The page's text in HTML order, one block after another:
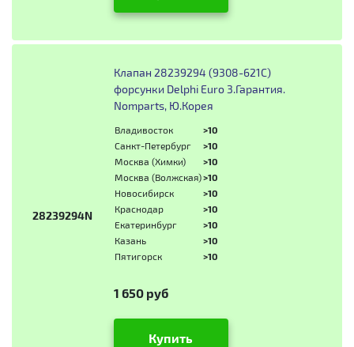
28239294N
Клапан 28239294 (9308-621C)
форсунки Delphi Euro 3.Гарантия.
Nomparts, Ю.Корея
Владивосток
>10
Санкт-Петербург
>10
Москва (Химки)
>10
Москва (Волжская)>10
Новосибирск
>10
Краснодар
>10
Екатеринбург
>10
Казань
>10
Пятигорск
>10
1 650 руб
Купить